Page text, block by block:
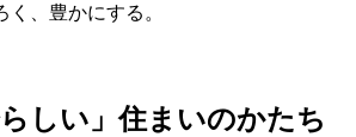
、豊かにする。
しい」住まいのかたち